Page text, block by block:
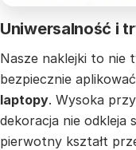
Uniwersalność i
Nasze naklejki to nie
bezpiecznie
laptopy. Wysoka
dekoracja nie odkleja
pierwotny kształt